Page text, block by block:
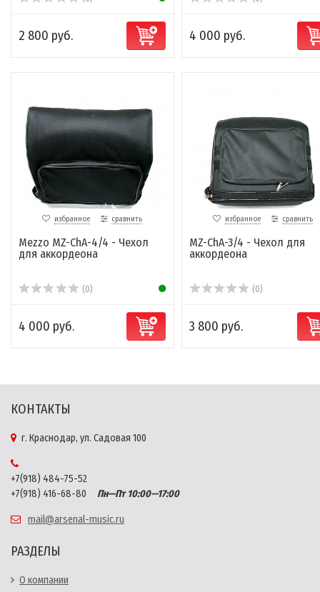
2 800 руб. 4 000 руб.
избранное сравнить
Mezzo MZ-ChA-4/4 - Чехол
для аккордеона
(0)
4 000 руб.
избранное сравнить
MZ-ChA-3/4 - Чехол для
аккордеона
(0)
3 800 руб.
КОНТАКТЫ
г. Краснодар, ул. Садовая 100
+7(918) 484-75-52
+7(918) 416-68-80
Пн—Пт 10:00—17:00
mail@arsenal-music.ru
РАЗДЕЛЫ
О компании